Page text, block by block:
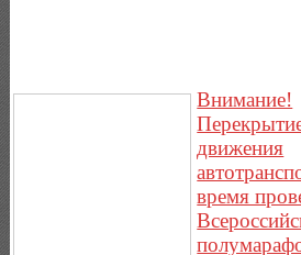
Внимание!
движения
время